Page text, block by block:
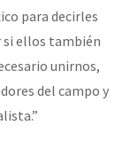
para decirles
si ellos también
unirnos,
del campo y